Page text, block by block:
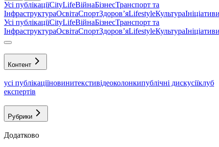
Усі публікаціїCityLifeВійнаБізнесТранспорт та
ІнфраструктураОсвітаСпортЗдоровʼяLifestyleКультура
Усі публікаціїCityLifeВійнаБізнесТранспорт та
ІнфраструктураОсвітаСпортЗдоровʼяLifestyleКультура
Контент
усі публікаціїновинитекстивідеоколонкипублічні дискусіїклуб
експертів
Рубрики
Додатково